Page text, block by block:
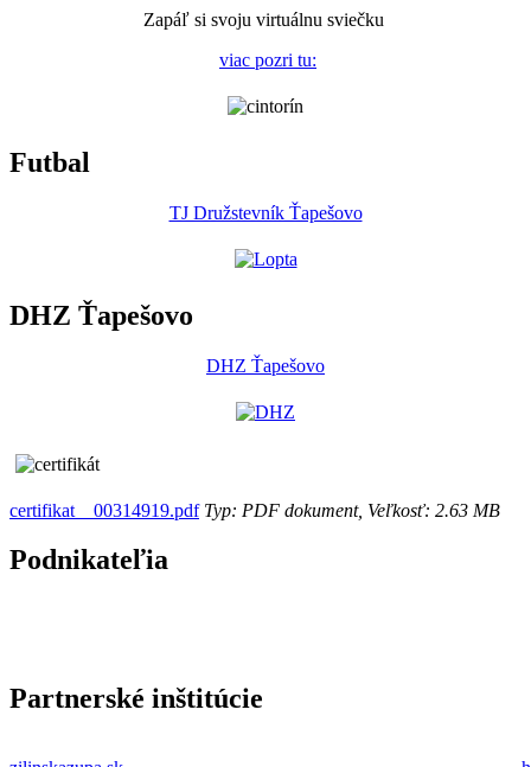
Zapáľ si svoju virtuálnu sviečku
viac pozri tu:
Futbal
TJ Družstevník Ťapešovo
DHZ Ťapešovo
DHZ Ťapešovo
certifikat__00314919.pdfTyp: PDF dokument, Veľkosť: 2.63 MB
Podnikateľia
Partnerské inštitúcie